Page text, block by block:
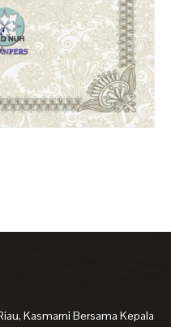
Kasmarni Bersama Kepala